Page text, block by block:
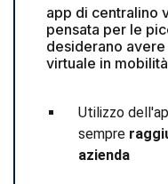
app di centralino
pensata per le
desiderano
virtuale in mobilità
Utilizzo
sempre
azienda